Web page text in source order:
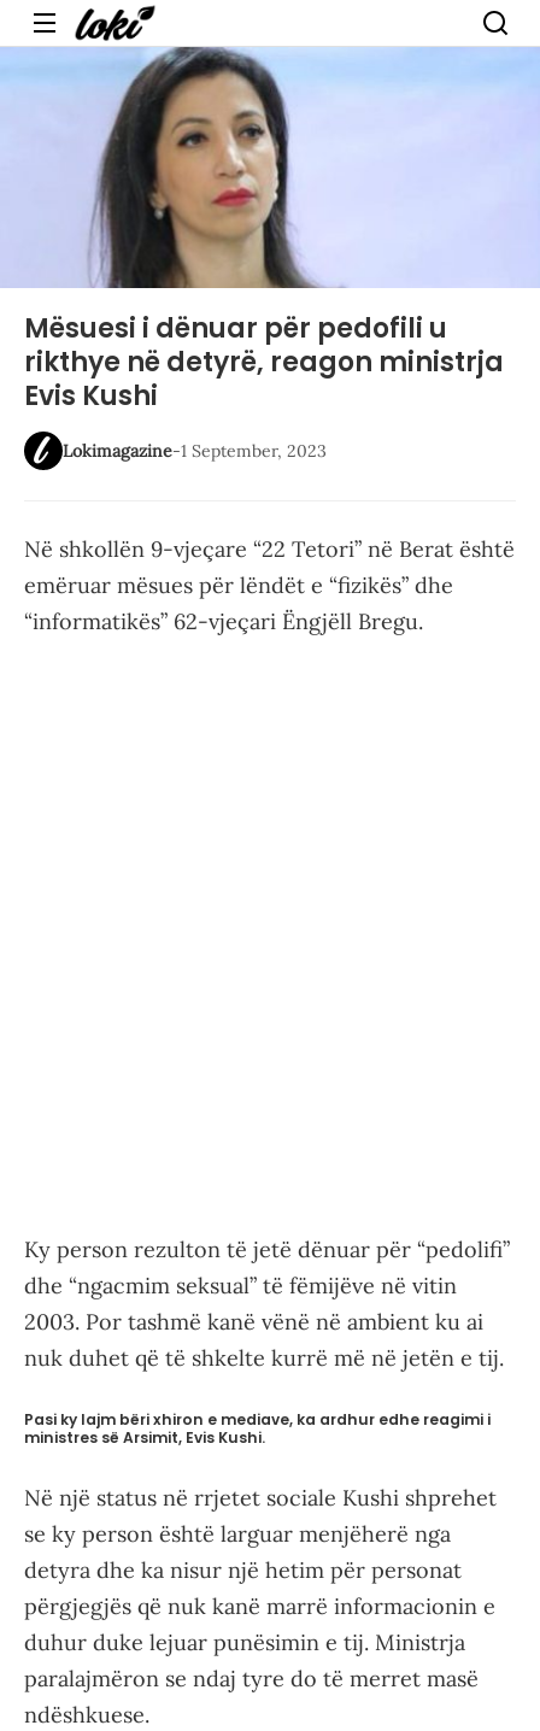
Menu
Mësuesi i dënuar për pedofili u
rikthye në detyrë, reagon ministrja
Evis Kushi
Lokimagazine-1 September, 2023
Në shkollën 9-vjeçare “22 Tetori” në Berat është
emëruar mësues për lëndët e “fizikës” dhe
“informatikës” 62-vjeçari Ëngjëll Bregu.
Ky person rezulton të jetë dënuar për “pedolifi”
dhe “ngacmim seksual” të fëmijëve në vitin
2003. Por tashmë kanë vënë në ambient ku ai
nuk duhet që të shkelte kurrë më në jetën e tij.
Pasi ky lajm bëri xhiron e mediave, ka ardhur edhe reagimi i
ministres së Arsimit, Evis Kushi.
Në një status në rrjetet sociale Kushi shprehet
se ky person është larguar menjëherë nga
detyra dhe ka nisur një hetim për personat
përgjegjës që nuk kanë marrë informacionin e
duhur duke lejuar punësimin e tij. Ministrja
paralajmëron se ndaj tyre do të merret masë
ndëshkuese.